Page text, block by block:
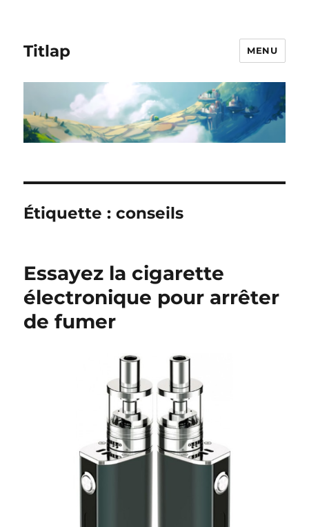
Titlap MENU
Étiquette :conseils
Essayez la cigarette
électronique pour arrêter
de fumer